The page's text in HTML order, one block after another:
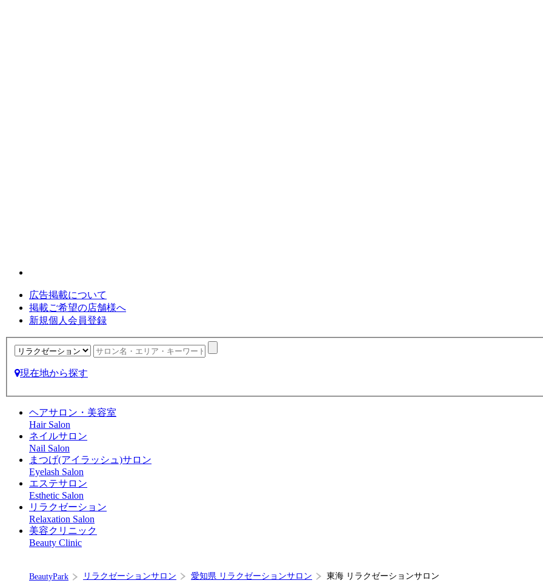
広告掲載について
掲載ご希望の店舗様へ
新規個人会員登録
現在地から探す
ヘアサロン・美容室
Hair Salon
ネイルサロン
Nail Salon
まつげ(アイラッシュ)サロン
Eyelash Salon
エステサロン
Esthetic Salon
リラクゼーション
Relaxation Salon
美容クリニック
Beauty Clinic
BeautyPark リラクゼーションサロン 愛知県 リラクゼーションサロン 東海 リラクゼーションサロン